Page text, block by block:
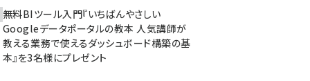
無料BIツール入門『いちばんやさしい
Googleデータポータルの教本 人気講師が
教える業務で使えるダッシュボード構築の基
本』を3名様にプレゼント